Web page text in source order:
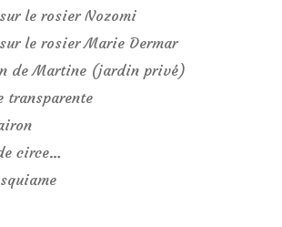
le rosier Nozomi
le rosier Marie Dermar
de Martine (jardin privé)
transparente
circe…